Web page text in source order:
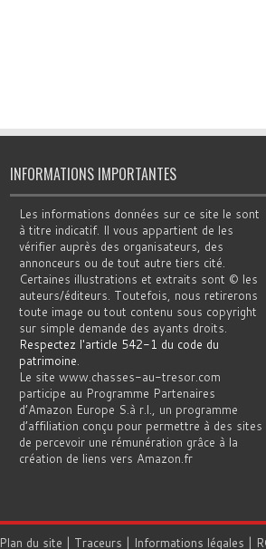
INFORMATIONS IMPORTANTES
Les informations données sur ce site le sont
à titre indicatif. Il vous appartient de les
vérifier auprès des organisateurs, des
annonceurs ou de tout autre tiers cité.
Certaines illustrations et extraits sont © les
auteurs/éditeurs. Toutefois, nous retirerons
toute image ou tout contenu sous copyright
sur simple demande des ayants droits.
Respectez l'article 542-1 du code du
patrimoine.
Le site www.chasses-au-tresor.com
participe au Programme Partenaires
d’Amazon Europe S.à r.l., un programme
d’affiliation conçu pour permettre à des sites
de percevoir une rémunération grâce à la
création de liens vers Amazon.fr
Plan du site | Traceurs | Informations légales |